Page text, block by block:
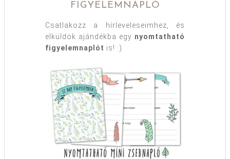
FIGYELEMNAPLÓ
Csatlakozz a hírleveleseimhez, és
elküldök ajándékba egy nyomtatható
figyelemnaplót is! :)